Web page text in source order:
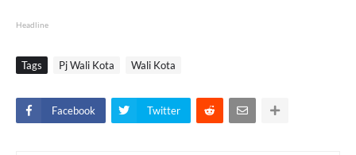
Headline
Tags Pj Wali Kota Wali Kota
Facebook Twitter